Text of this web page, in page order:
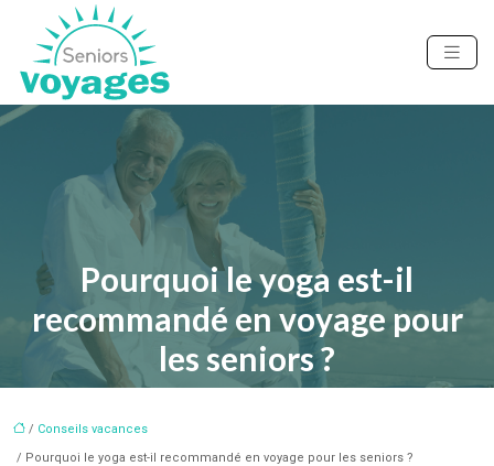
Pourquoi le yoga est-il
recommandé en voyage pour
les seniors ?
/ Conseils vacances
/ Pourquoi le yoga est-il recommandé en voyage pour les seniors ?